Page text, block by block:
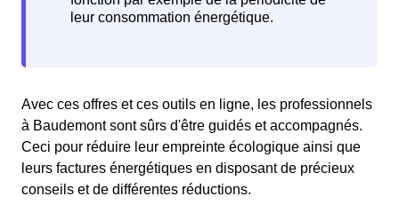
Avec ces offres et ces outils en ligne, les professionnels
à Baudemont sont sûrs d'être guidés et accompagnés.
Ceci pour réduire leur empreinte écologique ainsi que
leurs factures énergétiques en disposant de précieux
conseils et de différentes réductions.